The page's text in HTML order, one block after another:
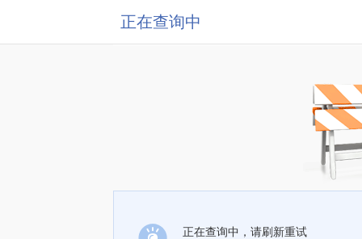
正在查询中
正在查询中，请刷新重试